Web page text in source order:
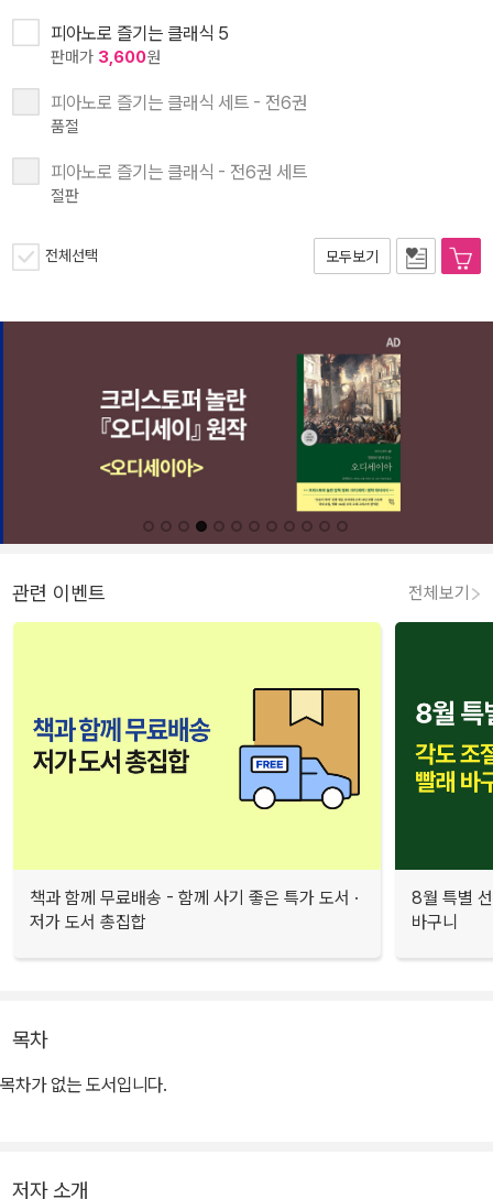
피아노로 즐기는 클래식 5
판매가 3,600원
피아노로 즐기는 클래식 세트 - 전6권
품절
피아노로 즐기는 클래식 - 전6권 세트
절판
전체선택 모두보기
관련 이벤트 전체보기
책과 함께 무료배송 - 함께 사기 좋은 특가 도서 ·
저가 도서 총집합
8월 특별
바구니
목차
목차가 없는 도서입니다.
저자 소개